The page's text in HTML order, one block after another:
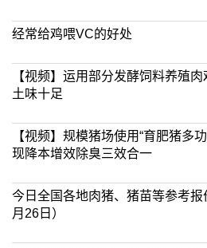
经常给鸡喂VC的好处
【视频】运用部分发酵饲料养殖
土味十足
【视频】规模猪场使用“育肥猪多
现降本增效除臭三效合一
今日全国各地肉猪、猪苗等参考
月26日）